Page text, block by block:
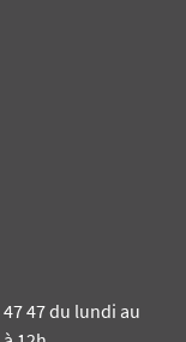
47 du lundi au